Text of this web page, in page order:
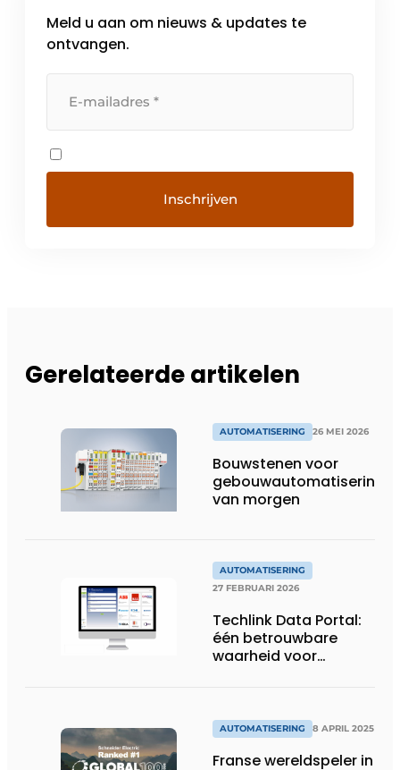
Meld u aan om nieuws & updates te
ontvangen.
Gerelateerde artikelen
AUTOMATISERING 26 MEI 2026
Bouwstenen voor
gebouwautomatisering
van morgen
AUTOMATISERING
27 FEBRUARI 2026
Techlink Data Portal:
één betrouwbare
waarheid voor
AUTOMATISERING 8 APRIL 2025
Franse wereldspeler in